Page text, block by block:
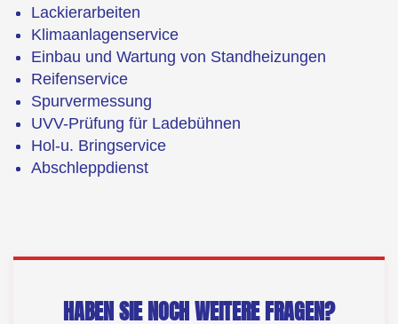
Lackierarbeiten
Klimaanlagenservice
Einbau und Wartung von Standheizungen
Reifenservice
Spurvermessung
UVV-Prüfung für Ladebühnen
Hol-u. Bringservice
Abschleppdienst
HABEN SIE NOCH WEITERE FRAGEN?